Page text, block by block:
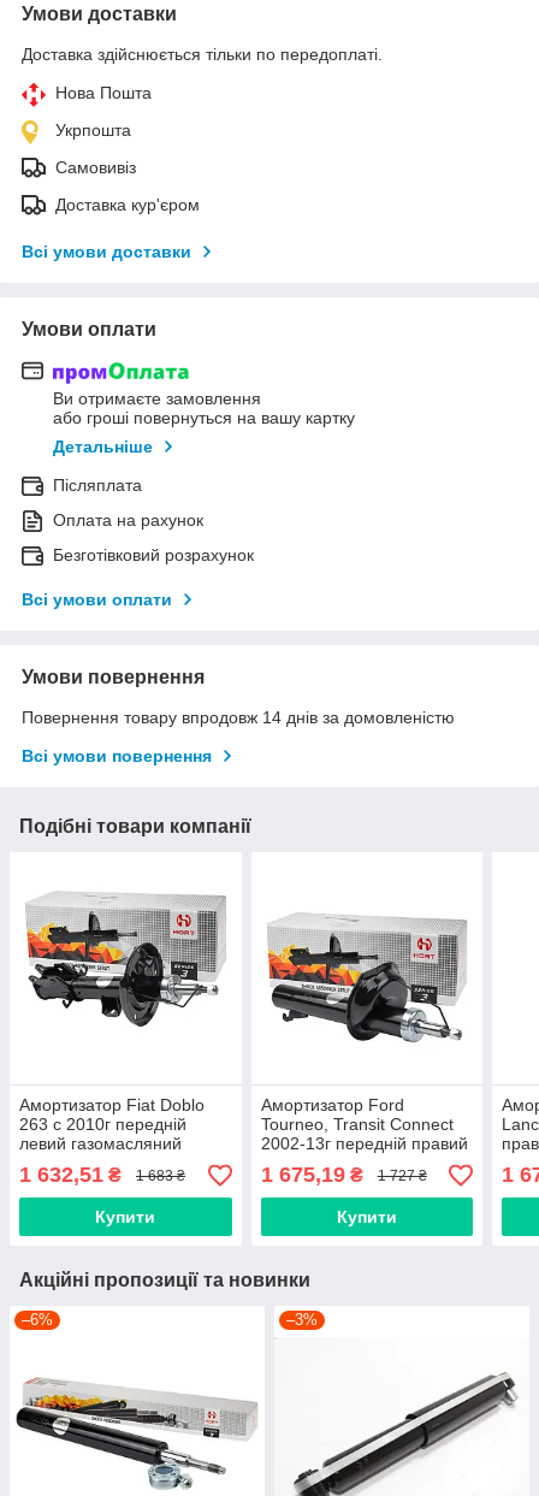
Умови доставки
Доставка здійснюється тільки по передоплаті.
Нова Пошта
Укрпошта
Самовивіз
Доставка кур'єром
Всі умови доставки
Умови оплати
Ви отримаєте замовлення
або гроші повернуться на вашу картку
Детальніше
Післяплата
Оплата на рахунок
Безготівковий розрахунок
Всі умови оплати
Умови повернення
Повернення товару впродовж 14 днів за домовленістю
Всі умови повернення
Подібні товари компанії
Амортизатор Fiat Doblo
263 с 2010г передній
левий газомасляний
1 632,51 ₴ 1 683 ₴
Купити
Амортизатор Ford
Tourneo, Transit Connect
2002-13г передній правий
HA30623
1 675,19₴ 1 727 ₴
Купити
1
Акційні пропозиції та новинки
–6% –3%